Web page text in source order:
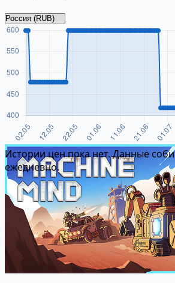
Истории цен пока нет. Данные
ежедневно.